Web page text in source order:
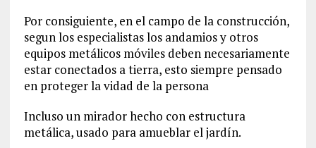
Por consiguiente, en el campo de la construcción,
segun los especialistas los andamios y otros
equipos metálicos móviles deben necesariamente
estar conectados a tierra, esto siempre pensado
en proteger la vidad de la persona
Incluso un mirador hecho con estructura
metálica, usado para amueblar el jardín.